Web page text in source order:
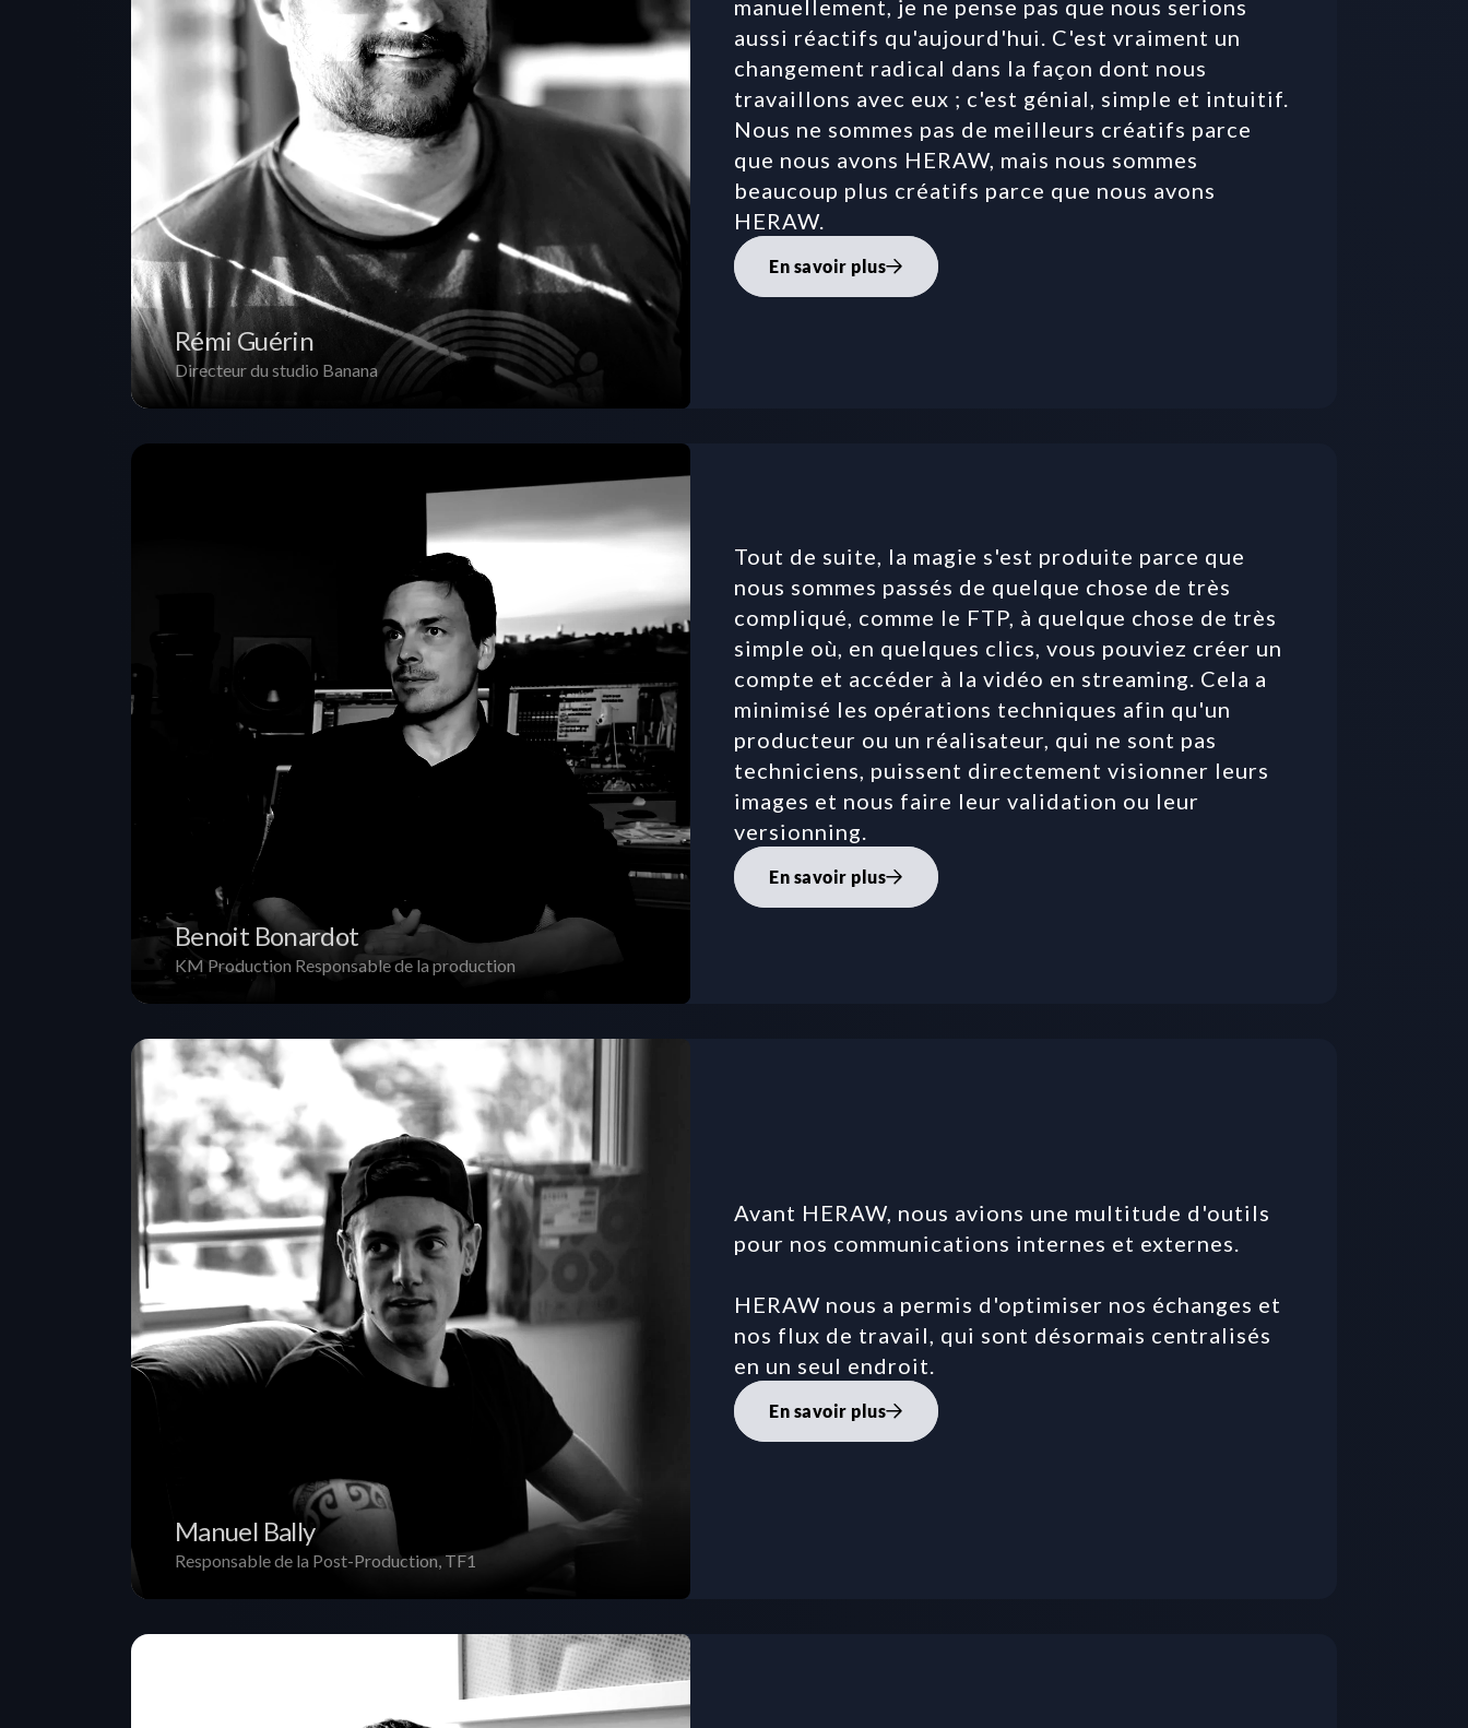
Rémi Guérin
Directeur du studio Banana
manuellement, je ne pense pas que nous serions
aussi réactifs qu'aujourd'hui. C'est vraiment un
changement radical dans la façon dont nous
travaillons avec eux ; c'est génial, simple et intuitif.
Nous ne sommes pas de meilleurs créatifs parce
que nous avons HERAW, mais nous sommes
beaucoup plus créatifs parce que nous avons
HERAW.
En savoir plus
Benoit Bonardot
KM Production Responsable de la production
Tout de suite, la magie s'est produite parce que
nous sommes passés de quelque chose de très
compliqué, comme le FTP, à quelque chose de très
simple où, en quelques clics, vous pouviez créer un
compte et accéder à la vidéo en streaming. Cela a
minimisé les opérations techniques afin qu'un
producteur ou un réalisateur, qui ne sont pas
techniciens, puissent directement visionner leurs
images et nous faire leur validation ou leur
versionning.
En savoir plus
Manuel Bally
Responsable de la Post-Production, TF1
Avant HERAW, nous avions une multitude d'outils
pour nos communications internes et externes.
HERAW nous a permis d'optimiser nos échanges et
nos flux de travail, qui sont désormais centralisés
en un seul endroit.
En savoir plus